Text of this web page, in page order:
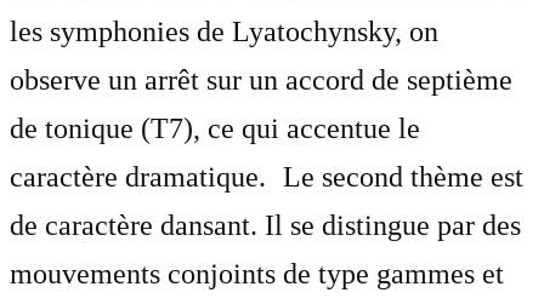
les symphonies de Lyatochynsky, on
observe un arrêt sur un accord de septième
de tonique (T7), ce qui accentue le
caractère dramatique. Le second thème est
de caractère dansant. Il se distingue par des
mouvements conjoints de type gammes et